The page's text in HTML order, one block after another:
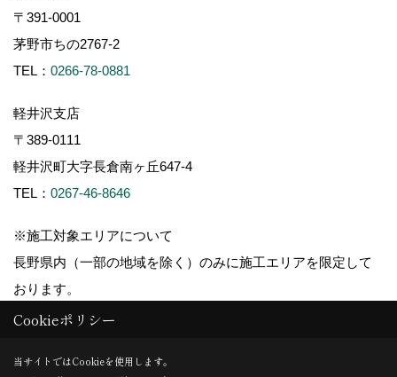
〒391-0001
茅野市ちの2767-2
TEL： 0266-78-0881
軽井沢支店
〒389-0111
軽井沢町大字長倉南ヶ丘647-4
TEL： 0267-46-8646
※施工対象エリアについて
長野県内（一部の地域を除く）のみに施工エリアを限定して
おります。
Cookieポリシー
当サイトではCookieを使用します。